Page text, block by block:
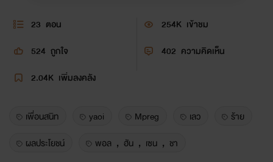
23 ตอน 254K เข้าชม
524 ถูกใจ 402 ความคิดเห็น
2.04K เพิ่มลงคลัง
เพื่อนสนิท yaoi Mpreg เลว
ร้าย
ผลประโยชน์
พอล，ฮัน，เซน，ชา